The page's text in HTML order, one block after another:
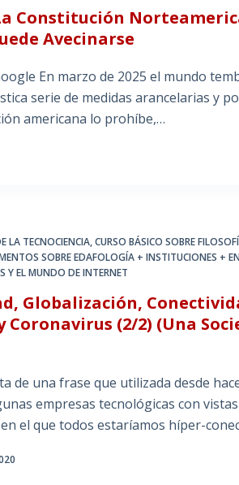
Constitución
Avecinarse
En marzo de 2025 el mundo
serie de medidas arancelarias y
americana lo prohíbe,…
LA TECNOCIENCIA,CURSO BÁSICO SOBRE
SOBRE EDAFOLOGÍA + INSTITUCIONES +
Y EL MUNDO DE INTERNET
Globalización,
Coronavirus (2/2) (Una
de una frase que utilizada desde
empresas tecnológicas con
el que todos estaríamos híper-